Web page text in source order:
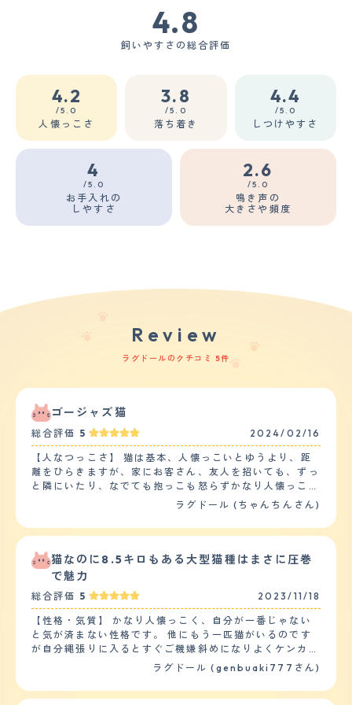
4.8
飼いやすさの総合評価
4.2
/5.0
人懐っこさ
3.8
/5.0
落ち着き
4.4
/5.0
しつけやすさ
4
/5.0
お手入れの
しやすさ
2.6
/5.0
鳴き声の
大きさや頻度
Review
ラグドールのクチコミ 5件
ゴージャズ猫
総合評価 5 2024/02/16
【人なつっこさ】 猫は基本、人懐っこいとゆうより、距
離をひらきますが、家にお客さん、友人を招いても、ずっ
と隣にいたり、なでても抱っこも怒らずかなり人懐っこい
いですし、家に子供もいますが、だれからも「されるがま
ま」って感じです。 子供が泣いたら顔の近くにいき 何も
人も子供もかなり相性がいいと思います。 ただ、猫なの
でおいで～と呼んでも来るときと来ない時があるし、犬み
たいに子供と一緒に遊んだりとかはないので ある程度の
距離があるぐらいがいいな～って人は完璧です。 【落ち
着き】 ４か月の時から一緒にいますが、現在２歳で、１
歳になるまでは、やはり赤ちゃんだったんで興味深々、コ
ードをかんだり ソファーで爪とぎなどして一人運動会も
頻繁にしてましたが、１歳すぎると、運動も１日１回ぐら
いになり、コードかんだり、ソファーで爪とぎもしなくな
るので、猫じゃらし、ネズミのおもちゃ、高めのキャット
ラグドール (ちゃんちんさん)
猫なのに8.5キロもある大型猫種はまさに圧巻
で魅力
総合評価 5 2023/11/18
【性格・気質】 かなり人懐っこく、自分が一番じゃない
と気が済まない性格です。 他にもう一匹猫がいるのです
が自分縄張りに入るとすぐご機嫌斜めになりよくケンカし
てます。 反対に飼い主の私には甘えん坊で寝る時も顔の
間近くじゃないと安心して寝れないようでギャップがすご
いです。 トイレなどのしつけは教えなくても初めて迎え
ラグドール (genbuaki777さん)